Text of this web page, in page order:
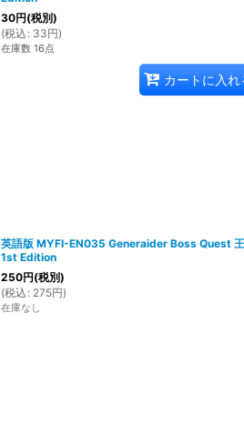
30円(税別)
(税込 : 33円)
在庫数 16点
カートに入れ
英語版 MYFI-EN035 Generaider Boss Quest
1st Edition
250円(税別)
(税込 : 275円)
在庫なし